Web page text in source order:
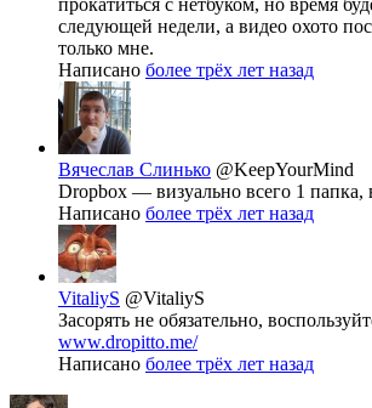
следующей недели, а видео охото
только мне.
Написано более трёх лет назад
Вячеслав Слинько @KeepYourMind
Dropbox — визуально всего 1 папка,
Написано более трёх лет назад
VitaliyS @VitaliyS
Засорять не обязательно,
www.dropitto.me/
Написано более трёх лет назад